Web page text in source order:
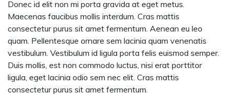
Donec id elit non mi porta gravida at eget metus.
Maecenas faucibus mollis interdum. Cras mattis
consectetur purus sit amet fermentum. Aenean eu leo
quam. Pellentesque ornare sem lacinia quam venenatis
vestibulum. Vestibulum id ligula porta felis euismod semper.
Duis mollis, est non commodo luctus, nisi erat porttitor
ligula, eget lacinia odio sem nec elit. Cras mattis
consectetur purus sit amet fermentum.